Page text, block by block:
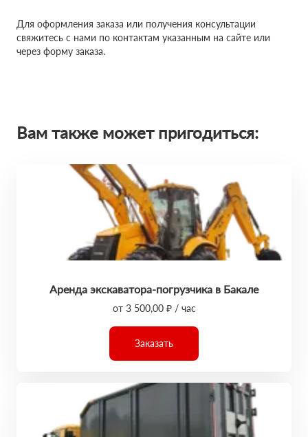
Для оформления заказа или получения консультации
свяжитесь с нами по контактам указанным на сайте или
через форму заказа.
Вам также может пригодиться:
Аренда экскаватора-погрузчика в Бакале
от 3 500,00 ₽ / час
Заказать